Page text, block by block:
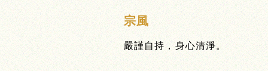
宗風
嚴謹自持，身心清淨。